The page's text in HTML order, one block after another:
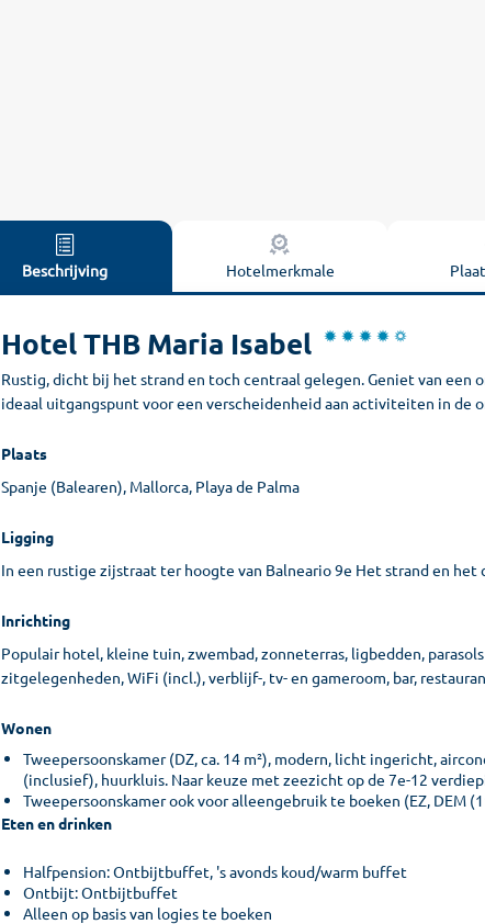
Beschrijving Hotelmerkmale
Hotel THB Maria Isabel
Rustig, dicht bij het strand en toch centraal gelegen. Geniet van
ideaal uitgangspunt voor een verscheidenheid aan activiteiten in de
Plaats
Spanje (Balearen), Mallorca, Playa de Palma
Ligging
In een rustige zijstraat ter hoogte van Balneario 9e Het strand en het
Inrichting
Populair hotel, kleine tuin, zwembad, zonneterras, ligbedden,
zitgelegenheden, WiFi (incl.), verblijf-, tv- en gameroom, bar,
Wonen
Tweepersoonskamer (DZ, ca. 14 m²), modern, licht ingericht,
(inclusief), huurkluis. Naar keuze met zeezicht op de 7e-12
Tweepersoonskamer ook voor alleengebruik te boeken (EZ, DEM
Eten en drinken
Halfpension: Ontbijtbuffet, 's avonds koud/warm buffet
Ontbijt: Ontbijtbuffet
Alleen op basis van logies te boeken